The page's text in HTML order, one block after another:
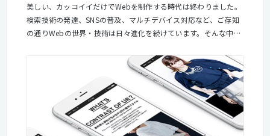
美しい、カッコイイだけでWebを制作する時代は終わりました。
検索技術の発達、SNSの普及、マルチデバイス対応など、ご存知
の通りWebの世界・技術は日々進化を続けています。そんな中で
クデータ」など、”顧客や消費者をいかに知り、適切な情報提供
客管理）システムは、お客様の顧客データを安心・安全にお預か
りすることはもちろん、顧客とコミュニケーションを取るための
プラットフォームとしてご利用いただいています。蓄積された顧
客データを活用し、お客様の本質的な課題を抽出・戦略提案を行